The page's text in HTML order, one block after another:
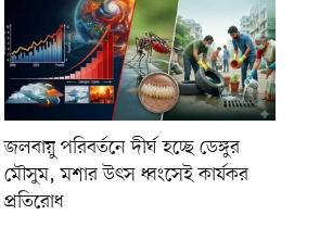
জলবায়ু পরিবর্তনে দীর্ঘ হচ্ছে ডেঙ্গুর
মৌসুম, মশার উৎস ধ্বংসেই কার্যকর
প্রতিরোধ